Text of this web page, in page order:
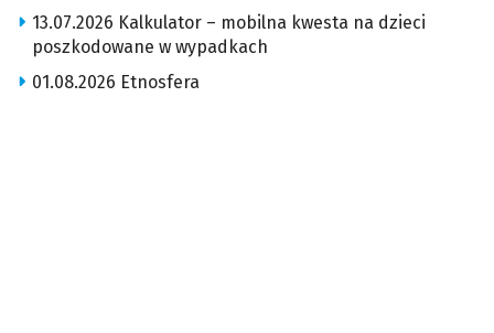
13.07.2026 Kalkulator – mobilna kwesta na dzieci
poszkodowane w wypadkach
01.08.2026 Etnosfera